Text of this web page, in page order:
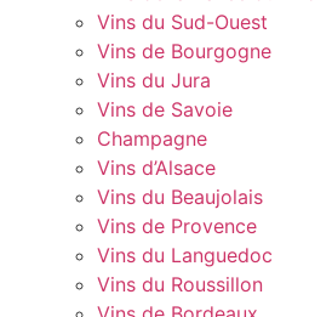
Vins du Sud-Ouest
Vins de Bourgogne
Vins du Jura
Vins de Savoie
Champagne
Vins d’Alsace
Vins du Beaujolais
Vins de Provence
Vins du Languedoc
Vins du Roussillon